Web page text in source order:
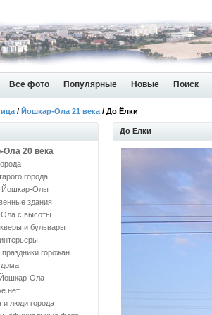
Все фото Популярные Новые Поиск
/ Йошкар-Ола 21 века / До Ёлки
Ола 20 века
города
Йошкар-Олы
здания
с высоты
и бульвары
горожан
Ола
нет
и люди города
До Ёлки